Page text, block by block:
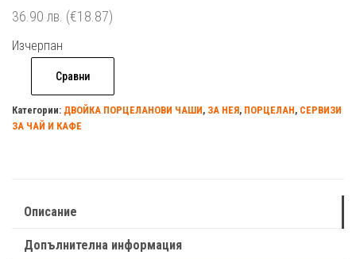
36.90 лв. (€18.87)
Изчерпан
Сравни
Категории: ДВОЙКА ПОРЦЕЛАНОВИ ЧАШИ, ЗА НЕЯ, ПОРЦЕЛАН, СЕРВИЗИ
ЗА ЧАЙ И КАФЕ
Описание
Допълнителна информация